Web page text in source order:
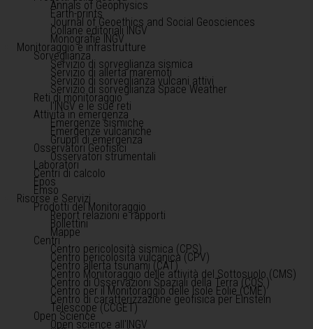
Annals of Geophysics
Earth-prints
Journal of Geoethics and Social Geosciences
Collane editoriali INGV
Monografie INGV
Monitoraggio e infrastrutture
Sorveglianza
Servizio di sorveglianza sismica
Servizio di allerta maremoti
Servizio di sorveglianza vulcani attivi
Servizio di sorveglianza Space Weather
Reti di monitoraggio
l'INGV e le sue reti
Attività in emergenza
Emergenze sismiche
Emergenze vulcaniche
Gruppi di emergenza
Osservatori Geofisici
Osservatori strumentali
Laboratori
Centri di calcolo
Epos
Emso
Risorse e Servizi
Prodotti del Monitoraggio
Report relazioni e rapporti
Bollettini
Mappe
Centri
Centro pericolosità sismica (CPS)
Centro pericolosità vulcanica (CPV)
Centro allerta tsunami (CAT)
Centro Monitoraggio delle attività del Sottosuolo (CMS)
Centro di Osservazioni Spaziali della Terra (COS )
Centro per il Monitoraggio delle Isole Eolie (CME)
Centro di caratterizzazione geofisica per Einstein
Telescope (CCGET)
Open Science
Open science all'INGV